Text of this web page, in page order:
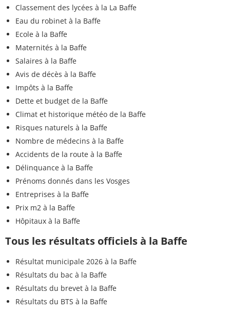
Classement des lycées à la La Baffe
Eau du robinet à la Baffe
Ecole à la Baffe
Maternités à la Baffe
Salaires à la Baffe
Avis de décès à la Baffe
Impôts à la Baffe
Dette et budget de la Baffe
Climat et historique météo de la Baffe
Risques naturels à la Baffe
Nombre de médecins à la Baffe
Accidents de la route à la Baffe
Délinquance à la Baffe
Prénoms donnés dans les Vosges
Entreprises à la Baffe
Prix m2 à la Baffe
Hôpitaux à la Baffe
Tous les résultats officiels à la Baffe
Résultat municipale 2026 à la Baffe
Résultats du bac à la Baffe
Résultats du brevet à la Baffe
Résultats du BTS à la Baffe